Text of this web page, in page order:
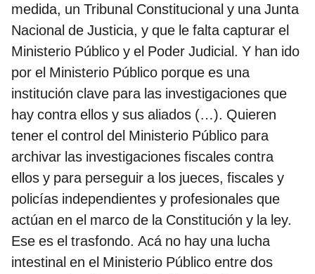
medida, un Tribunal Constitucional y una Junta
Nacional de Justicia, y que le falta capturar el
Ministerio Público y el Poder Judicial. Y han ido
por el Ministerio Público porque es una
institución clave para las investigaciones que
hay contra ellos y sus aliados (…). Quieren
tener el control del Ministerio Público para
archivar las investigaciones fiscales contra
ellos y para perseguir a los jueces, fiscales y
policías independientes y profesionales que
actúan en el marco de la Constitución y la ley.
Ese es el trasfondo. Acá no hay una lucha
intestinal en el Ministerio Público entre dos